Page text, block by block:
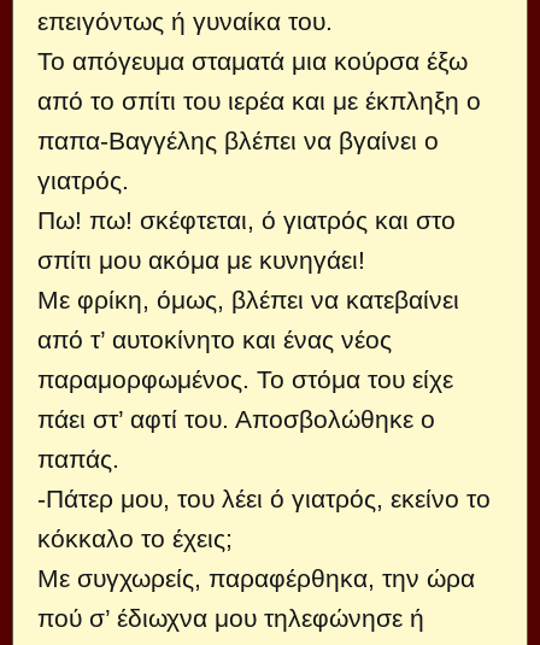
επειγόντως ή γυναίκα του.
Το απόγευμα σταματά μια κούρσα έξω
από το σπί­τι του ιερέα και με έκπληξη ο
παπα-Βαγγέλης βλέπει να βγαίνει ο
γιατρός.
Πω! πω! σκέφτεται, ό γιατρός και στο
σπίτι μου ακόμα με κυνηγάει!
Με φρίκη, όμως, βλέπει να κατεβαίνει
από τ’ αυτοκίνητο και ένας νέος
παραμορφωμένος. Το στόμα του είχε
πάει στ’ αφ­τί του. Αποσβολώθηκε ο
παπάς.
-Πάτερ μου, του λέει ό γιατρός, εκείνο το
κόκκαλο το έχεις;
Με συγχωρείς, παραφέρθηκα, την ώρα
πού σ’ έδιωχνα μου τηλεφώνησε ή